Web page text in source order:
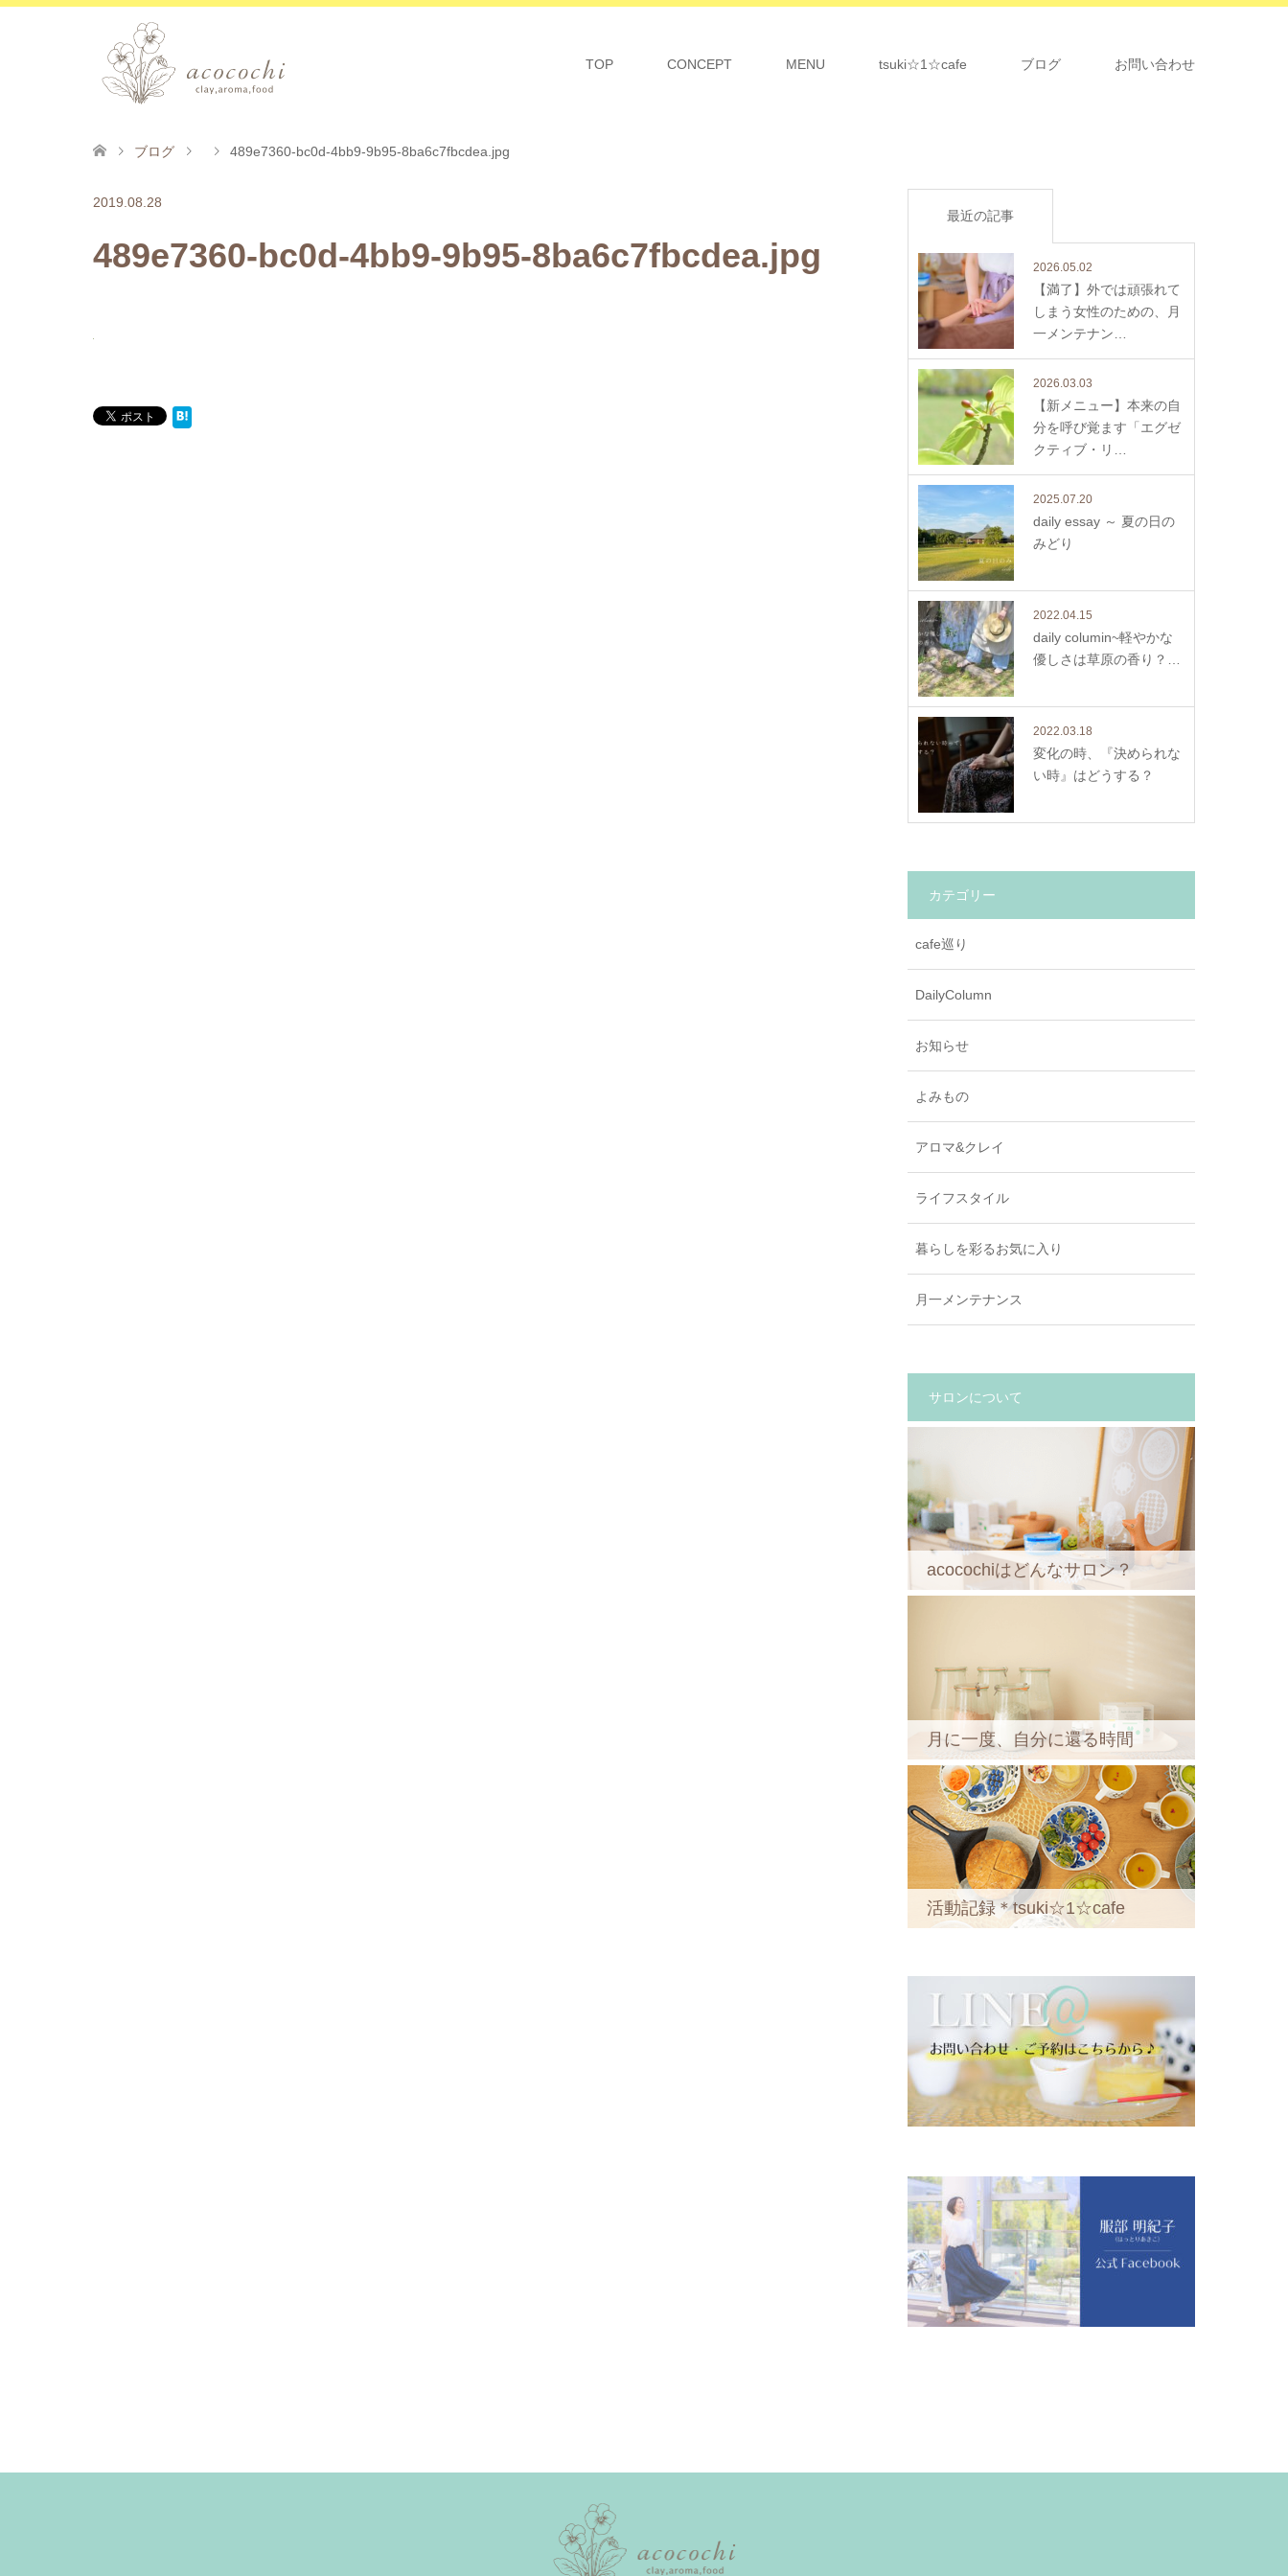
TOP CONCEPT MENU tsuki☆1☆cafe ブログ お問い合わせ
ブログ 489e7360-bc0d-4bb9-9b95-8ba6c7fbcdea.jpg
2019.08.28
489e7360-bc0d-4bb9-9b95-8ba6c7fbcdea.jpg
最近の記事
2026.05.02
【満了】外では頑張れて
しまう女性のための、月
一メンテナン…
2026.03.03
【新メニュー】本来の自
分を呼び覚ます「エグゼ
クティブ・リ…
2025.07.20
daily essay ～ 夏の日の
みどり
2022.04.15
daily columin~軽やかな
優しさは草原の香り？…
2022.03.18
変化の時、『決められな
い時』はどうする？
カテゴリー
cafe巡り
DailyColumn
お知らせ
よみもの
アロマ&クレイ
ライフスタイル
暮らしを彩るお気に入り
月一メンテナンス
サロンについて
acocochiはどんなサロン？
月に一度、自分に還る時間
活動記録＊tsuki☆1☆cafe